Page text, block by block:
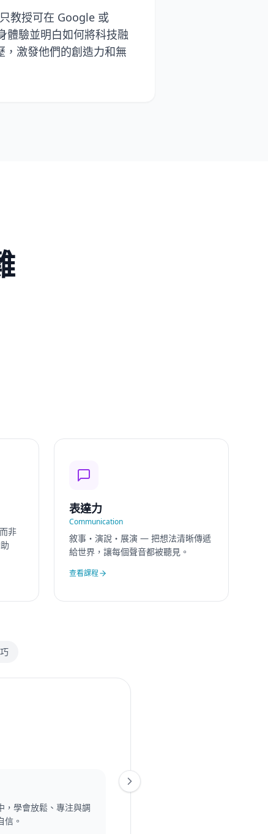
教授可在 Google 或
驗並明白如何將科技融
激發他們的創造力和無
非
表達力
Communication
敘事・演說・展演 — 把想法清晰傳遞
給世界，讓每個聲音都被聽見。
查看課程
者，懂得從他人角度出
案。